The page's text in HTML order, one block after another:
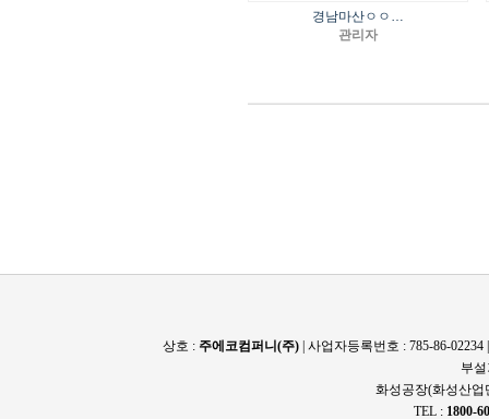
경남마산ㅇㅇ…
관리자
상호 : 주에코컴퍼니(주) | 사업자등록번호 : 785-86-
부
화성공장(화성산업
TEL : 1800-